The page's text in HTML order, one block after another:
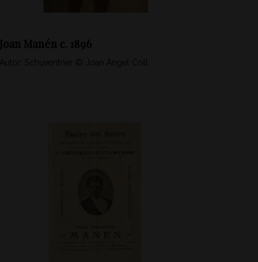
Joan Manén c. 1896
Autor: Schuventner © Joan Àngel Coll